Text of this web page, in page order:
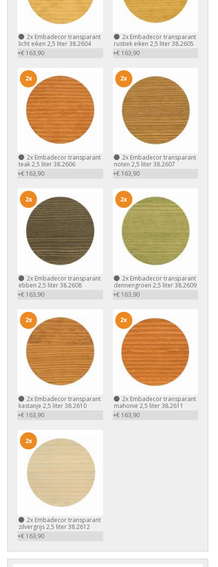
2x Embadecor transparant
licht eiken 2,5 liter 38.2604
+€ 163,90
2xEmbadecor transparant
rustiek eiken 2,5 liter 38.2605
+€ 163,90
2x Embadecor transparant
teak 2,5 liter 38.2606
+€ 163,90
2x
2xEmbadecor transparant
noten 2,5 liter 38.2607
+€ 163,90
2x
2x Embadecor transparant
ebben 2,5 liter 38.2608
+€ 163,90
2x
2xEmbadecor transparant
dennengroen 2,5 liter 38.2609
+€ 163,90
2x
2x Embadecor transparant
kastanje 2,5 liter 38.2610
+€ 163,90
2x
2xEmbadecor transparant
mahonie 2,5 liter 38.2611
+€ 163,90
2x
2x Embadecor transparant
zilvergrijs 2,5 liter 38.2612
+€ 163,90
2x